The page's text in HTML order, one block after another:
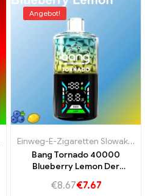
Einweg-E-Zigaretten Slowenien,
Angebot!
Einweg-E-Zigaretten Slowakei
Bang Tornado 40000
Blueberry Lemon Der
und Zitrone
€8.67€7.67